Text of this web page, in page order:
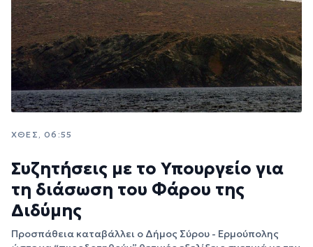
ΧΘΕΣ, 06:55
Συζητήσεις με το Υπουργείο για
τη διάσωση του Φάρου της
Διδύμης
Προσπάθεια καταβάλλει ο Δήμος Σύρου - Ερμούπολης